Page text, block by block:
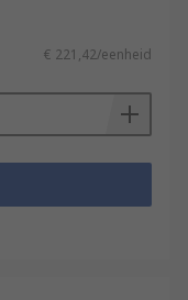
€ 221,42/eenheid